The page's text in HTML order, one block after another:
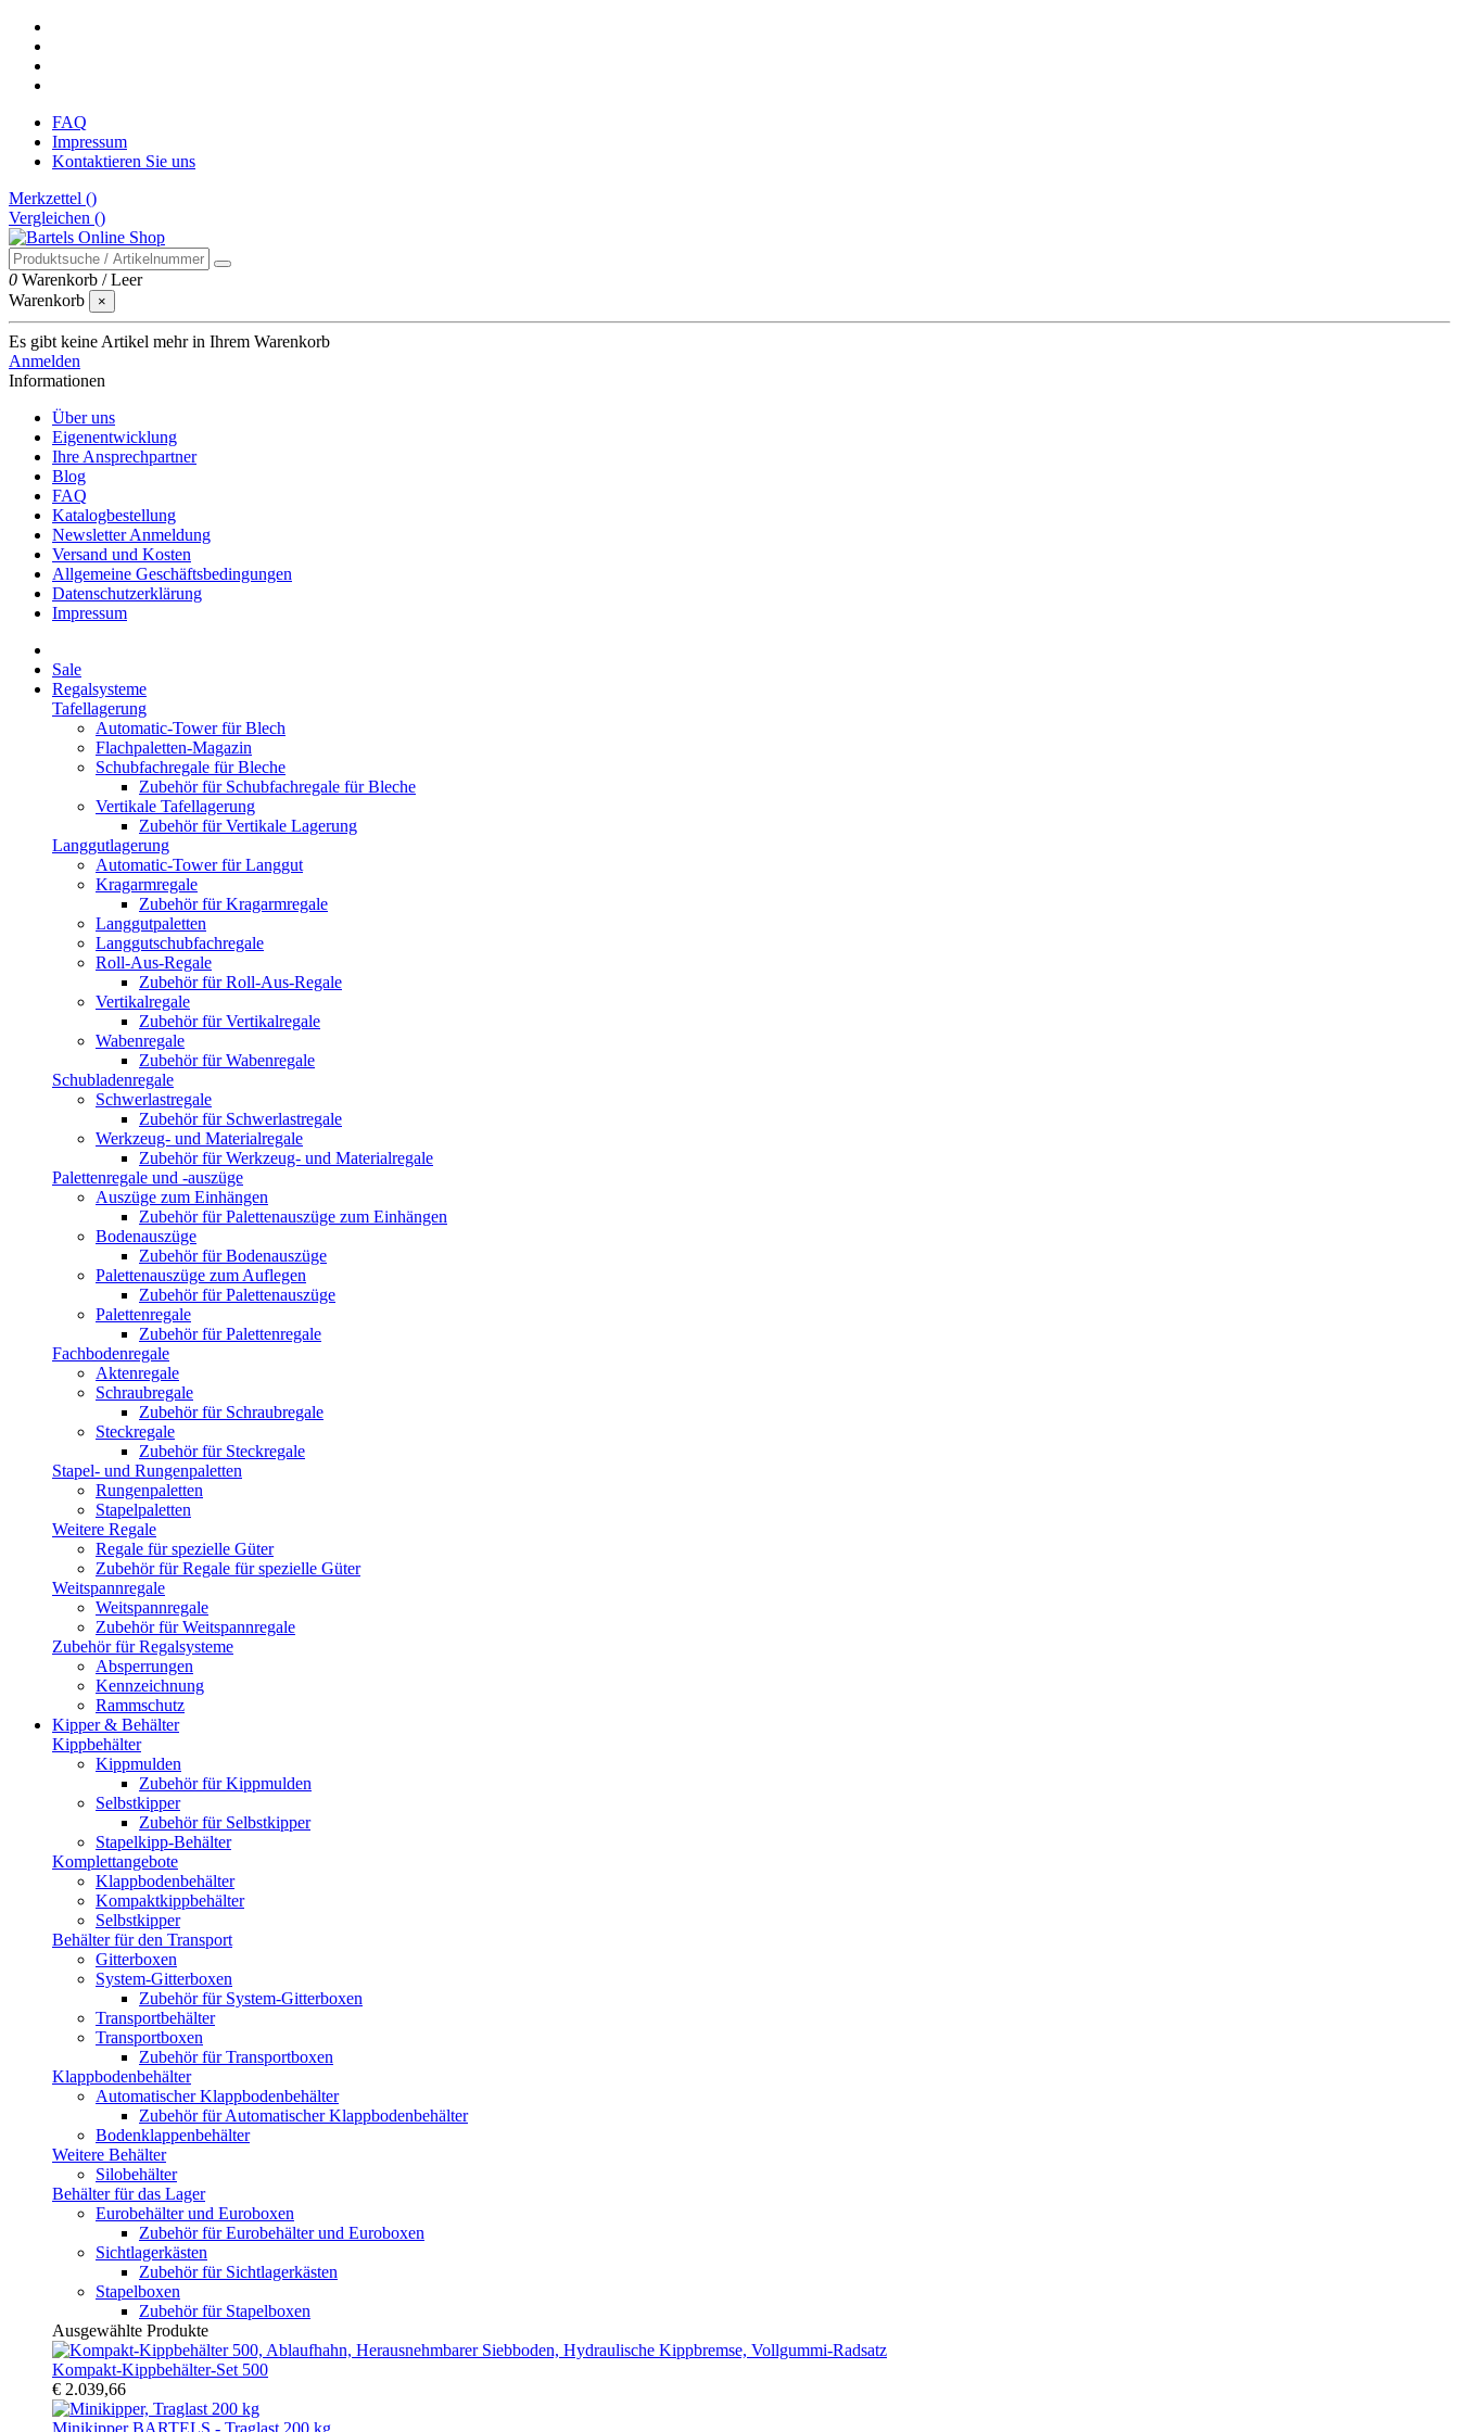
FAQ
Impressum
Kontaktieren Sie uns
Merkzettel ()
Vergleichen ()
0 Warenkorb /Leer
Warenkorb
×
Es gibt keine Artikel mehr in Ihrem Warenkorb
Anmelden
Informationen
Über uns
Eigenentwicklung
Ihre Ansprechpartner
Blog
FAQ
Katalogbestellung
Newsletter Anmeldung
Versand und Kosten
Allgemeine Geschäftsbedingungen
Datenschutzerklärung
Impressum
Sale
Regalsysteme
Tafellagerung
Automatic-Tower für Blech
Flachpaletten-Magazin
Schubfachregale für Bleche
Zubehör für Schubfachregale für Bleche
Vertikale Tafellagerung
Zubehör für Vertikale Lagerung
Langgutlagerung
Automatic-Tower für Langgut
Kragarmregale
Zubehör für Kragarmregale
Langgutpaletten
Langgutschubfachregale
Roll-Aus-Regale
Zubehör für Roll-Aus-Regale
Vertikalregale
Zubehör für Vertikalregale
Wabenregale
Zubehör für Wabenregale
Schubladenregale
Schwerlastregale
Zubehör für Schwerlastregale
Werkzeug- und Materialregale
Zubehör für Werkzeug- und Materialregale
Palettenregale und -auszüge
Auszüge zum Einhängen
Zubehör für Palettenauszüge zum Einhängen
Bodenauszüge
Zubehör für Bodenauszüge
Palettenauszüge zum Auflegen
Zubehör für Palettenauszüge
Palettenregale
Zubehör für Palettenregale
Fachbodenregale
Aktenregale
Schraubregale
Zubehör für Schraubregale
Steckregale
Zubehör für Steckregale
Stapel- und Rungenpaletten
Rungenpaletten
Stapelpaletten
Weitere Regale
Regale für spezielle Güter
Zubehör für Regale für spezielle Güter
Weitspannregale
Weitspannregale
Zubehör für Weitspannregale
Zubehör für Regalsysteme
Absperrungen
Kennzeichnung
Rammschutz
Kipper & Behälter
Kippbehälter
Kippmulden
Zubehör für Kippmulden
Selbstkipper
Zubehör für Selbstkipper
Stapelkipp-Behälter
Komplettangebote
Klappbodenbehälter
Kompaktkippbehälter
Selbstkipper
Behälter für den Transport
Gitterboxen
System-Gitterboxen
Zubehör für System-Gitterboxen
Transportbehälter
Transportboxen
Zubehör für Transportboxen
Klappbodenbehälter
Automatischer Klappbodenbehälter
Zubehör für Automatischer Klappbodenbehälter
Bodenklappenbehälter
Weitere Behälter
Silobehälter
Behälter für das Lager
Eurobehälter und Euroboxen
Zubehör für Eurobehälter und Euroboxen
Sichtlagerkästen
Zubehör für Sichtlagerkästen
Stapelboxen
Zubehör für Stapelboxen
Ausgewählte Produkte
Kompakt-Kippbehälter-Set 500
€ 2.039,66
Minikipper BARTELS - Traglast 200 kg